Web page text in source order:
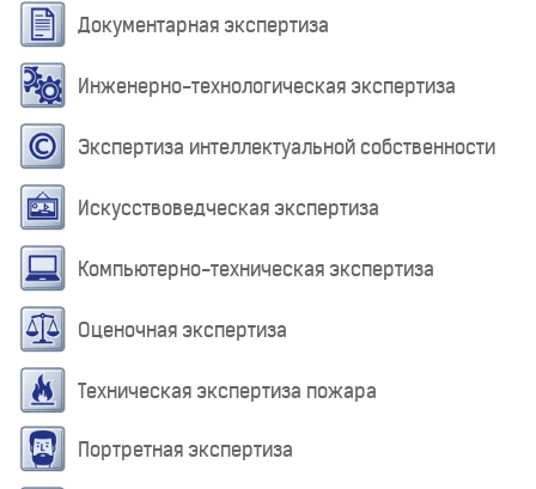
Документарная экспертиза
Инженерно-технологическая экспертиза
Экспертиза интеллектуальной собственности
Искусствоведческая экспертиза
Компьютерно-техническая экспертиза
Оценочная экспертиза
Техническая экспертиза пожара
Портретная экспертиза